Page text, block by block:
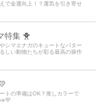
で金運向上！？運気を引き寄せ
特集 🐥
シマエナガのキュートなパター
しい動物たちが彩る最高の操作
トの準備はOK？推しカラーで